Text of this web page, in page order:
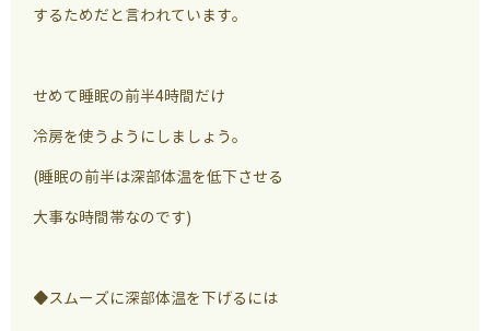
するためだと言われています。
せめて睡眠の前半4時間だけ
冷房を使うようにしましょう。
(睡眠の前半は深部体温を低下させる
大事な時間帯なのです)
◆スムーズに深部体温を下げるには